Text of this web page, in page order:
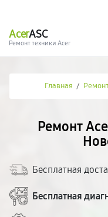
AcerASC
Ремонт техники Acer
Главная /
Ремонт
Бесплатная
Бесплатная